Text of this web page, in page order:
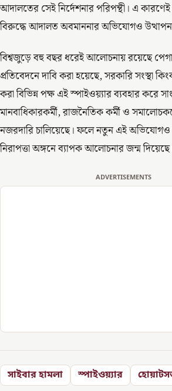
আদালতের সেই নির্দেশনার পরিপন্থী। এ
বিরুদ্ধে আদালত অবমাননার অভিযোগও উত্থাপন
বিশ্বজুড়ে বহু বছর ধরেই আলোচনায় রয়েছে
প্রতিবেদনে দাবি করা হয়েছে, সরকারি সংস্থা
করা বিভিন্ন পক্ষ এই স্পাইওয়্যার ব্যবহার করে
মানবাধিকারকর্মী, রাজনৈতিক কর্মী ও
নজরদারি চালিয়েছে। ফলে নতুন এই অভিযোগও
নিরাপত্তা অঙ্গনে ব্যাপক আলোচনার জন্ম
ADVERTISEMENTS
সাইবার হামলা স্পাইওয়্যার